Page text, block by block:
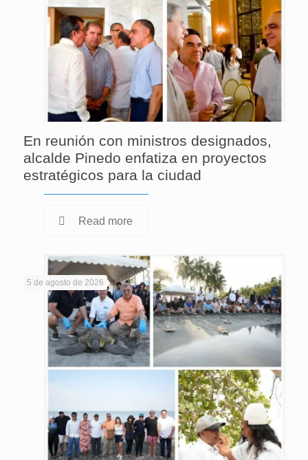
En reunión con ministros designados,
alcalde Pinedo enfatiza en proyectos
estratégicos para la ciudad
Read more
5 de agosto de 2026